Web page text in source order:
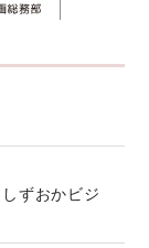
ずおかビジ